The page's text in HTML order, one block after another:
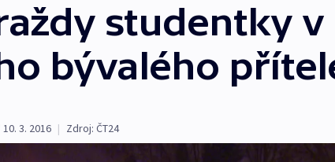
studentky
bývalého
10. 3. 2016 | Zdroj: ČT24